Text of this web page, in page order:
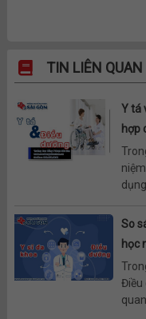
TIN LIÊN QUAN
Y tá
hợp
So
học
Điều